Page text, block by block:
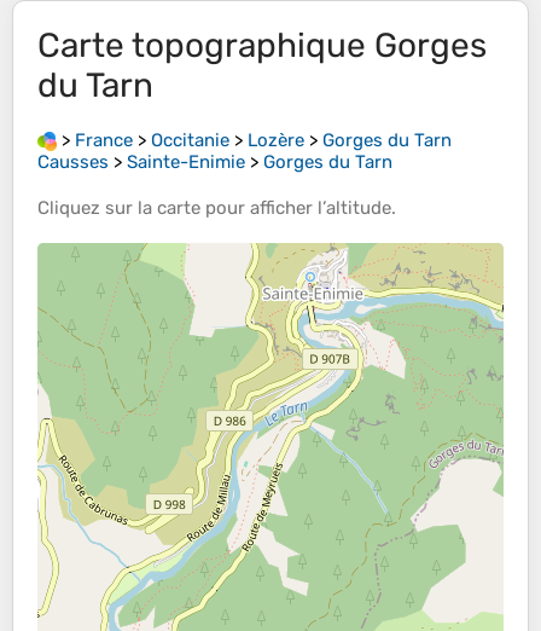
Carte topographique Gorges
du Tarn
> France > Occitanie > Lozère > Gorges du Tarn
Causses > Sainte-Enimie > Gorges du Tarn
Cliquez sur la carte pour afficher l’altitude.